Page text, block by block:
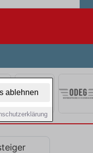
ablehnen